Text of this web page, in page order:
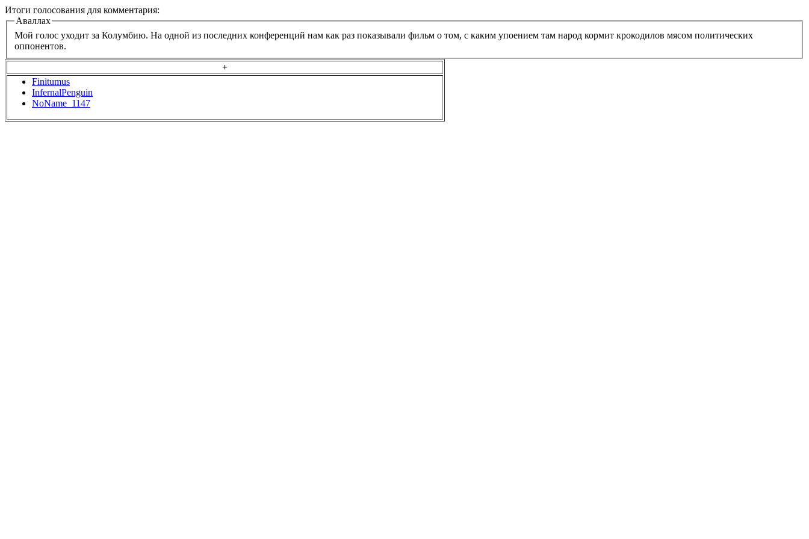
Итоги голосования для комментария:
Аваллах
Мой голос уходит за Колумбию. На одной из последних конференций нам как раз показывали фильм о том, с каким упоением там народ кормит крокодилов мясом политических
оппонентов.
+
Finitumus
InfernalPenguin
NoName_1147